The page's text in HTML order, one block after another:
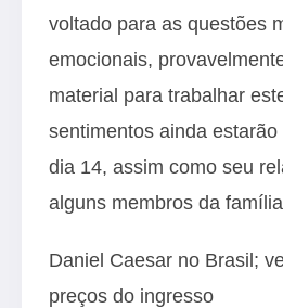
voltado para as questões
emocionais,
material para trabalhar
sentimentos ainda
dia 14, assim como seu
alguns membros da
Daniel Caesar no Brasil;
preços do ingresso